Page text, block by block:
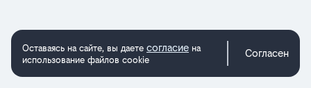
Оставаясь на сайте, вы даете согласие на
использование файлов cookie
Согласен